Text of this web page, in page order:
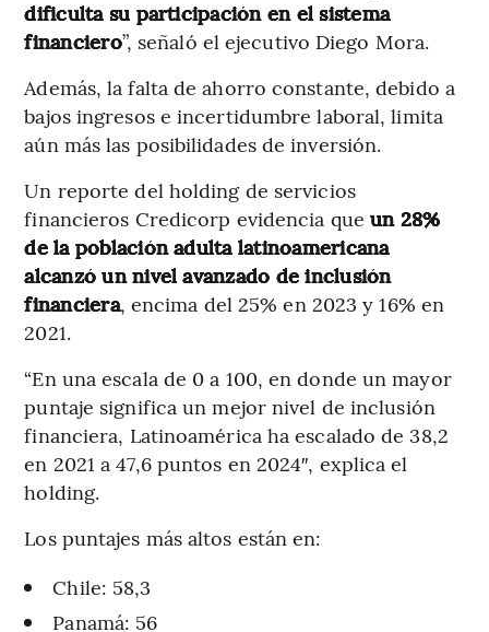
dificulta su participación en el sistema
financiero”, señaló el ejecutivo Diego Mora.
Además, la falta de ahorro constante, debido a
bajos ingresos e incertidumbre laboral, limita
aún más las posibilidades de inversión.
Un reporte del holding de servicios
financieros Credicorp evidencia que un 28%
de la población adulta latinoamericana
alcanzó un nivel avanzado de inclusión
financiera, encima del 25% en 2023 y 16% en
2021.
“En una escala de 0 a 100, en donde un mayor
puntaje significa un mejor nivel de inclusión
financiera, Latinoamérica ha escalado de 38,2
en 2021 a 47,6 puntos en 2024″, explica el
holding.
Los puntajes más altos están en:
Chile: 58,3
Panamá: 56